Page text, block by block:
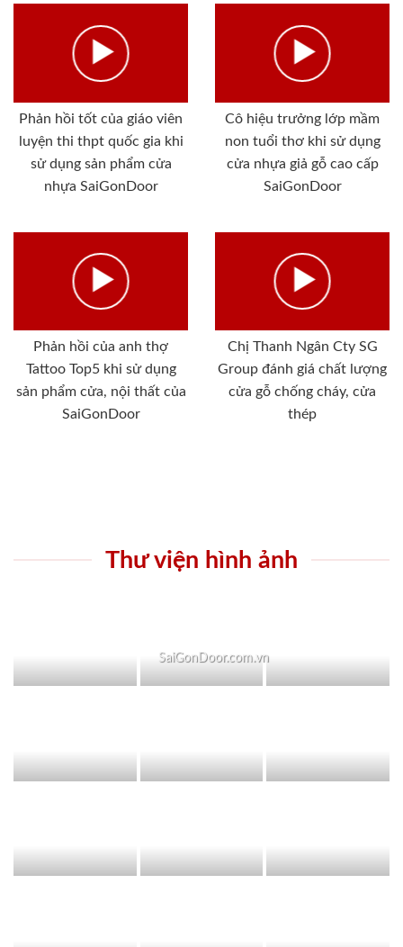
Phản hồi tốt của giáo viên
luyện thi thpt quốc gia khi
sử dụng sản phẩm cửa
nhựa SaiGonDoor
Cô hiệu trưởng lớp mầm
non tuổi thơ khi sử dụng
cửa nhựa giả gỗ cao cấp
SaiGonDoor
Phản hồi của anh thợ
Tattoo Top5 khi sử dụng
sản phẩm cửa, nội thất của
SaiGonDoor
Chị Thanh Ngân Cty SG
Group đánh giá chất lượng
cửa gỗ chống cháy, cửa
thép
Thư viện hình ảnh
SaiGonDoor.com.vn